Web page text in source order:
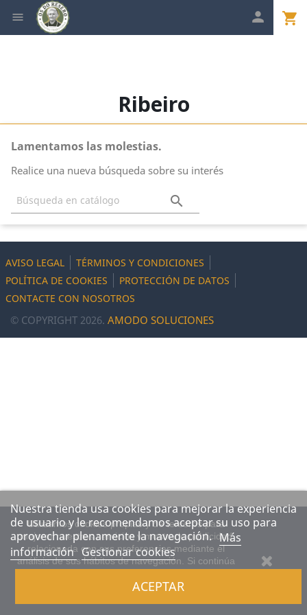
 shopping_cart

Nuestra tienda usa cookies para mejorar la experiencia
de usuario y le recomendamos aceptar su uso para
aprovechar plenamente la navegación. Más
información Gestionar cookies
ACEPTAR
Ribeiro
Lamentamos las molestias.
Realice una nueva búsqueda sobre su interés

AVISO LEGAL
TÉRMINOS Y CONDICIONES
POLÍTICA DE COOKIES
PROTECCIÓN DE DATOS
CONTACTE CON NOSOTROS
Utilizamos cookies propias y de terceros para
mejorar nuestros servicios y mostrarle publicidad
relacionada con sus preferencias mediante el
análisis de sus hábitos de navegación. Si continúa
Puede obtener más información, o bien cambiar su
© COPYRIGHT 2026. AMODO SOLUCIONES